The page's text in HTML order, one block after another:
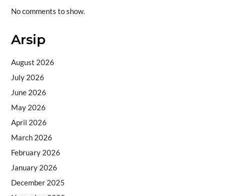
No comments to show.
Arsip
August 2026
July 2026
June 2026
May 2026
April 2026
March 2026
February 2026
January 2026
December 2025